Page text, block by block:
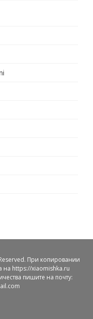
При копировании
на https://xiaomishka.ru
пишите на почту: